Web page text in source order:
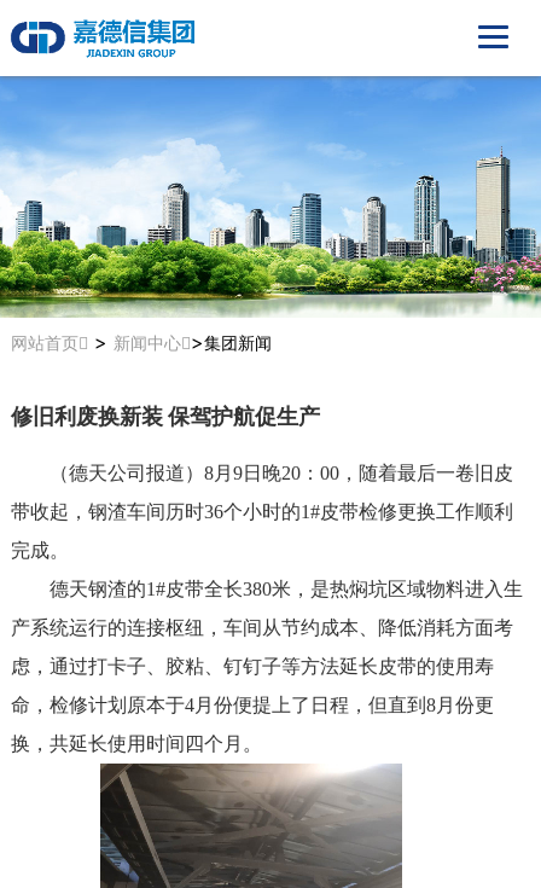
网站首页 > 新闻中心 >集团新闻
修旧利废换新装 保驾护航促生产
（德天公司报道） 8月9日晚20：00，随着最后一卷旧皮
带收起，钢渣车间历时36个小时的1#皮带检修更换工作顺利
完成。
德天钢渣的1#皮带全长380米，是热焖坑区域物料进入生
产系统运行的连接枢纽，车间从节约成本、降低消耗方面考
虑，通过打卡子、胶粘、钉钉子等方法延长皮带的使用寿
命，检修计划原本于4月份便提上了日程，但直到8月份更
换，共延长使用时间四个月。